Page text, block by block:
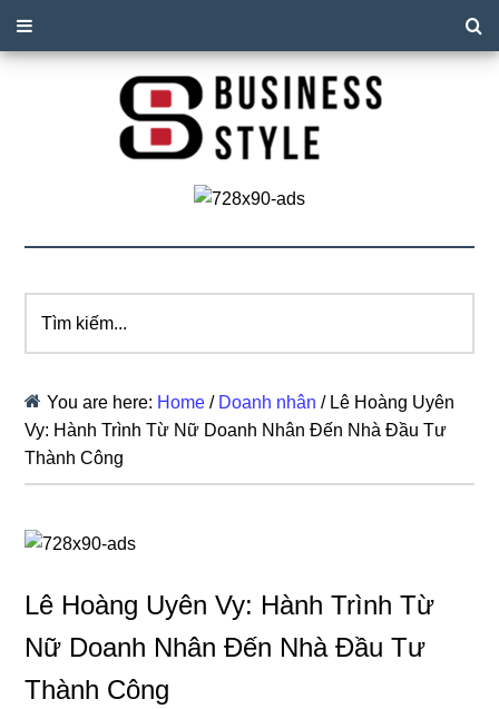
kiếm...
You are here: Home / Doanh nhân /Lê Hoàng Uyên
Vy: Hành Trình Từ Nữ Doanh Nhân Đến Nhà Đầu Tư
Thành Công
Lê Hoàng Uyên Vy: Hành Trình Từ
Nữ Doanh Nhân Đến Nhà Đầu Tư
Thành Công